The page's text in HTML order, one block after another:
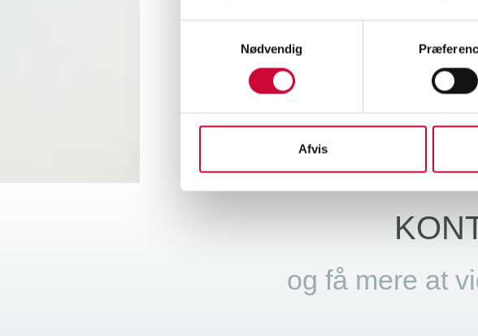
Nødvendig
Afvis
Det arbejde er vi glade for
<
og få mere at